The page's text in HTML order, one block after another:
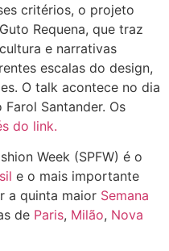
critérios, o projeto
Requena, que traz
e narrativas
escalas do design,
O talk acontece no dia
Farol Santander. Os
do link.
Week (SPFW) é o
e o mais importante
a quinta maior Semana
de Paris, Milão, Nova